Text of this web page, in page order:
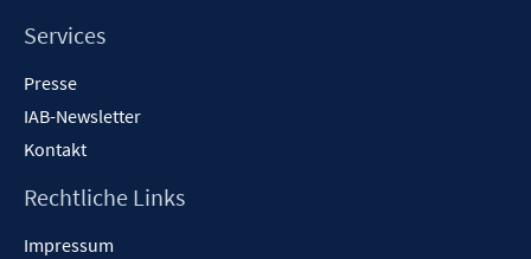
Services
Presse
IAB-Newsletter
Kontakt
Rechtliche Links
Impressum